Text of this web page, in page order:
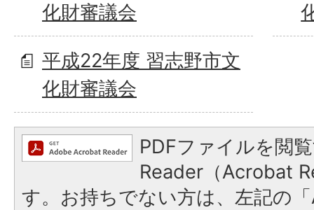
化財審議会
平成22年度 習志野市文
化財審議会
PDFファイルを閲
Reader（Acrobat
す。お持ちでない方は、左記の